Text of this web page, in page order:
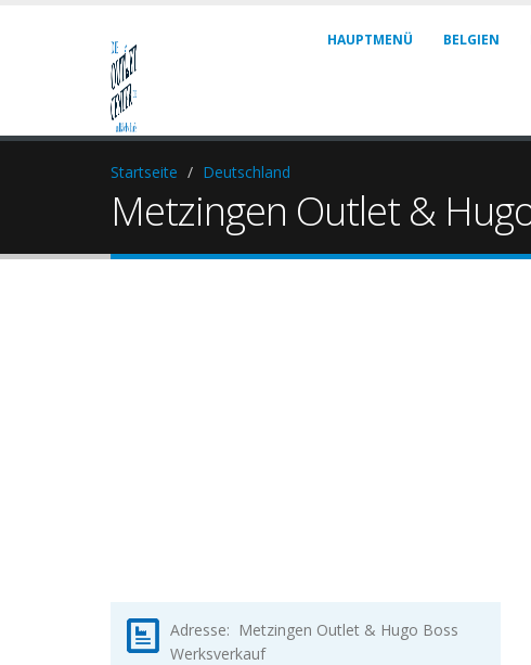
HAUPTMENÜ BELGIEN
Startseite Deutschland
Metzingen Outlet &
Adresse: Metzingen Outlet & Hugo Boss
Werksverkauf